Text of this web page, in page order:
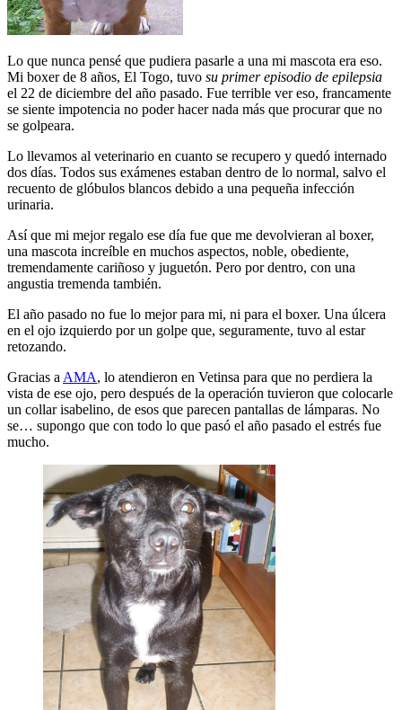
Lo que nunca pensé que pudiera pasarle a una mi mascota era eso.
Mi boxer de 8 años, El Togo, tuvo su primer episodio de epilepsia
el 22 de diciembre del año pasado. Fue terrible ver eso, francamente
se siente impotencia no poder hacer nada más que procurar que no
se golpeara.
Lo llevamos al veterinario en cuanto se recupero y quedó internado
dos días. Todos sus exámenes estaban dentro de lo normal, salvo el
recuento de glóbulos blancos debido a una pequeña infección
urinaria.
Así que mi mejor regalo ese día fue que me devolvieran al boxer,
una mascota increíble en muchos aspectos, noble, obediente,
tremendamente cariñoso y juguetón. Pero por dentro, con una
angustia tremenda también.
El año pasado no fue lo mejor para mi, ni para el boxer. Una úlcera
en el ojo izquierdo por un golpe que, seguramente, tuvo al estar
retozando.
Gracias a AMA, lo atendieron en Vetinsa para que no perdiera la
vista de ese ojo, pero después de la operación tuvieron que colocarle
un collar isabelino, de esos que parecen pantallas de lámparas. No
se… supongo que con todo lo que pasó el año pasado el estrés fue
mucho.